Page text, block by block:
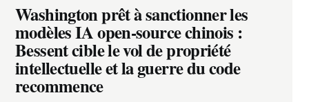
Washington prêt à sanctionner les
modèles IA open-source chinois :
Bessent cible le vol de propriété
intellectuelle et la guerre du code
recommence